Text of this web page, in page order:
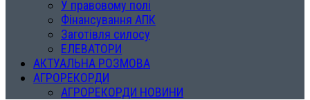
У правовому полі
Фінансування АПК
Заготівля силосу
ЕЛЕВАТОРИ
АКТУАЛЬНА РОЗМОВА
АГРОРЕКОРДИ
АГРОРЕКОРДИ НОВИНИ